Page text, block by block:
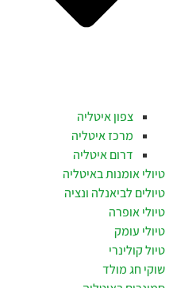
צפון איטליה
מרכז איטליה
דרום איטליה
טיולי אומנות באיטליה
טיולים לביאנלה ונציה
טיולי אופרה
טיולי עומק
טיול קולינרי
שוקי חג מולד